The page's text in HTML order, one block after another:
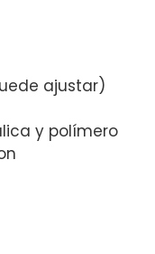
ajustar)
y polímero